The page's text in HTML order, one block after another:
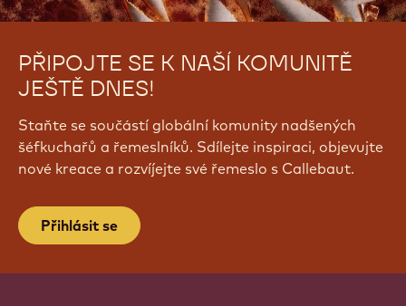
PŘIPOJTE SE K NAŠÍ KOMUNITĚ
JEŠTĚ DNES!
Staňte se součástí globální komunity nadšených
šéfkuchařů a řemeslníků. Sdílejte inspiraci, objevujte
nové kreace a rozvíjejte své řemeslo s Callebaut.
Přihlásit se